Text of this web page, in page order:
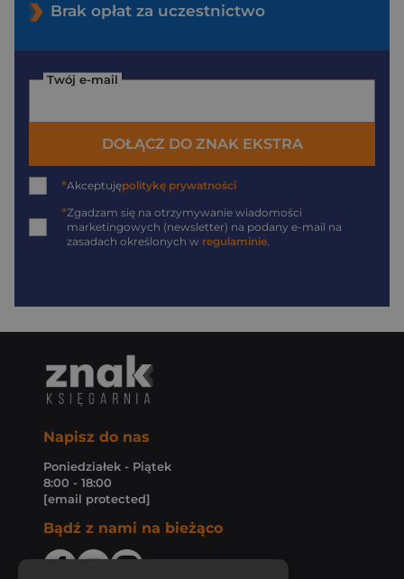
Brak opłat za uczestnictwo
Twój e-mail
DOŁĄCZ DO ZNAK EKSTRA
*Akceptujępolitykę prywatności
*Zgadzam się na otrzymywanie wiadomości
marketingowych (newsletter) na podany e-mail na
zasadach określonych w regulaminie.
Napisz do nas
Poniedziałek - Piątek
8:00 - 18:00
[email protected]
Bądź z nami na bieżąco